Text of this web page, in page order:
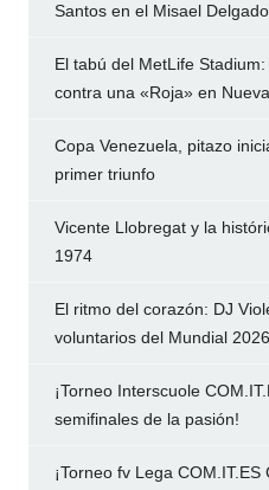
Santos en el Misael Delgado
El tabú del MetLife
contra una «Roja» en
Copa Venezuela, pitazo
primer triunfo
Vicente Llobregat y la
1974
El ritmo del corazón: DJ
voluntarios del Mundial 2026
¡Torneo Interscuole
semifinales de la pasión!
¡Torneo fv Lega